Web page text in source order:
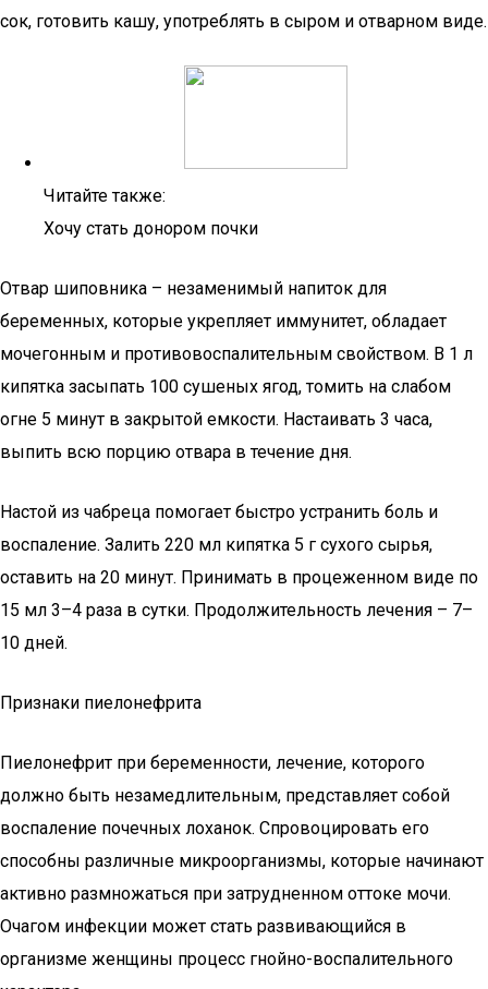
сок, готовить кашу, употреблять в сыром и отварном виде.
Читайте также:
Хочу стать донором почки
Отвар шиповника – незаменимый напиток для
беременных, которые укрепляет иммунитет, обладает
мочегонным и противовоспалительным свойством. В 1 л
кипятка засыпать 100 сушеных ягод, томить на слабом
огне 5 минут в закрытой емкости. Настаивать 3 часа,
выпить всю порцию отвара в течение дня.
Настой из чабреца помогает быстро устранить боль и
воспаление. Залить 220 мл кипятка 5 г сухого сырья,
оставить на 20 минут. Принимать в процеженном виде по
15 мл 3–4 раза в сутки. Продолжительность лечения – 7–
10 дней.
Признаки пиелонефрита
Пиелонефрит при беременности, лечение, которого
должно быть незамедлительным, представляет собой
воспаление почечных лоханок. Спровоцировать его
способны различные микроорганизмы, которые начинают
активно размножаться при затрудненном оттоке мочи.
Очагом инфекции может стать развивающийся в
организме женщины процесс гнойно-воспалительного